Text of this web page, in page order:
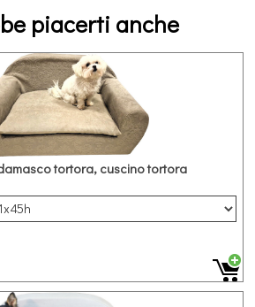
piacerti anche
tortora, cuscino tortora